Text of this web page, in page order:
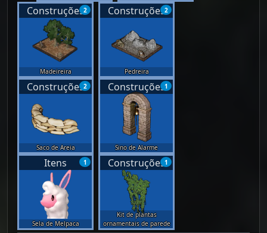
2
Construções
Madeireira
2
Construções
Pedreira
2
Construções
Saco de Areia
1
Construções
Sino de Alarme
1
Itens
Sela de Melpaca
1
Construções
Kit de plantas
ornamentais de parede